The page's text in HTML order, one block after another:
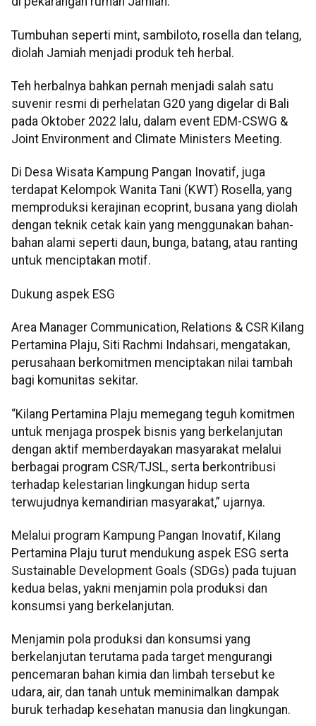
Tumbuhan seperti mint, sambiloto, rosella dan telang,
diolah Jamiah menjadi produk teh herbal.
Teh herbalnya bahkan pernah menjadi salah satu
suvenir resmi di perhelatan G20 yang digelar di Bali
pada Oktober 2022 lalu, dalam event EDM-CSWG &
Joint Environment and Climate Ministers Meeting.
Di Desa Wisata Kampung Pangan Inovatif, juga
terdapat Kelompok Wanita Tani (KWT) Rosella, yang
memproduksi kerajinan ecoprint, busana yang diolah
dengan teknik cetak kain yang menggunakan bahan-
bahan alami seperti daun, bunga, batang, atau ranting
untuk menciptakan motif.
Dukung aspek ESG
Area Manager Communication, Relations & CSR Kilang
Pertamina Plaju, Siti Rachmi Indahsari, mengatakan,
perusahaan berkomitmen menciptakan nilai tambah
bagi komunitas sekitar.
“Kilang Pertamina Plaju memegang teguh komitmen
untuk menjaga prospek bisnis yang berkelanjutan
dengan aktif memberdayakan masyarakat melalui
berbagai program CSR/TJSL, serta berkontribusi
terhadap kelestarian lingkungan hidup serta
terwujudnya kemandirian masyarakat,” ujarnya.
Melalui program Kampung Pangan Inovatif, Kilang
Pertamina Plaju turut mendukung aspek ESG serta
Sustainable Development Goals (SDGs) pada tujuan
kedua belas, yakni menjamin pola produksi dan
konsumsi yang berkelanjutan.
Menjamin pola produksi dan konsumsi yang
berkelanjutan terutama pada target mengurangi
pencemaran bahan kimia dan limbah tersebut ke
udara, air, dan tanah untuk meminimalkan dampak
buruk terhadap kesehatan manusia dan lingkungan.